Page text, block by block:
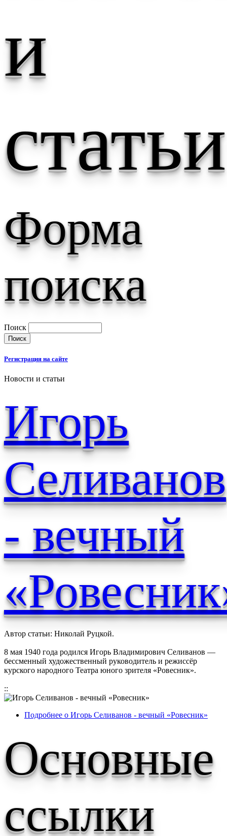
и
статьи
Форма
поиска
Поиск
Регистрация на сайте
Новости и статьи
Игорь
Селиванов
- вечный
Автор статьи: Николай Руцкой.
8 мая 1940 года родился Игорь Владимирович Селиванов —
бессменный художественный руководитель и режиссёр
курского народного Театра юного зрителя «Ровесник».
::
Подробнее о Игорь Селиванов - вечный «Ровесник»
Основные
ссылки